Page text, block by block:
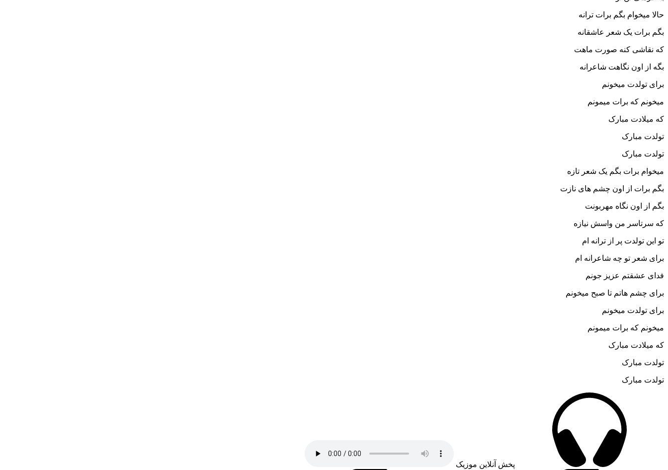
حالا میخوام بگم برات ترانه
بگم برات یک‌ شعر عاشقانه
که نقاشی کنه صورت ماهت
بگه از اون نگاهت شاعرانه
برای تولدت میخونم
میخونم که برات میمونم
که میلادت مبارک
تولدت مبارک
تولدت مبارک
میخوام برات بگم یک شعر تازه
بگم برات از اون چشم های نازت
بگم از اون نگاه مهربونت
که سرتاسر من واسش نیازه
تو این تولدت پر از ترانه ام
برای شعر تو چه شاعرانه ام
فدای عشقتم عزیز جونم
برای چشم هاتم تا صبح میخونم
برای تولدت میخونم
میخونم که برات میمونم
که میلادت مبارک
تولدت مبارک
تولدت مبارک
پخش آنلاین موزیک